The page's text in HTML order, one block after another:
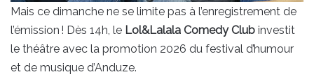
Mais ce dimanche ne se limite pas à l’enregistrement de
l’émission ! Dès 14h, le Lol&Lalala Comedy Club investit
le théâtre avec la promotion 2026 du festival d’humour
et de musique d’Anduze.